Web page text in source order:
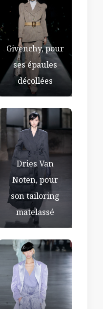
Givenchy, pour
ses épaules
décollées
Dries Van
Noten, pour
son tailoring
matelassé